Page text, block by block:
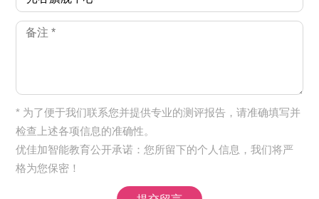
* 为了便于我们联系您并提供专业的测评报告，请准确填写并
检查上述各项信息的准确性。
优佳加智能教育公开承诺：您所留下的个人信息，我们将严
格为您保密！